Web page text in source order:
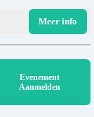
Meer info
Evenement
Aanmelden